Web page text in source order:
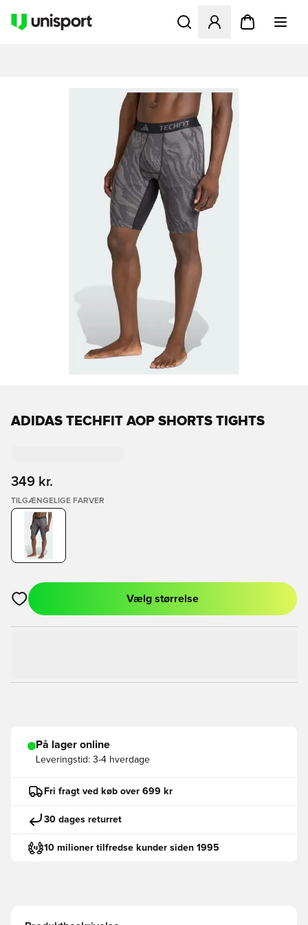
Åbner en Modal til at
ADIDAS TECHFIT AOP SHORTS TIGHTS
349 kr.
TILGÆNGELIGE FARVER
Åbner en Modal til at logge ind eller tilmelde dig som medlem
Vælg størrelse
På lager online
Leveringstid: 3-4 hverdage
Fri fragt ved køb over 699 kr
30 dages returret
10 milioner tilfredse kunder siden 1995